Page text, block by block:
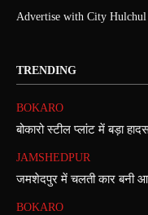
Advertise with City Hulchul
TRENDING
BOKARO
बोकारो स्टील प्लांट में बड़ा
JAMSHEDPUR
जमशेदपुर में चलती कार बनी
BOKARO